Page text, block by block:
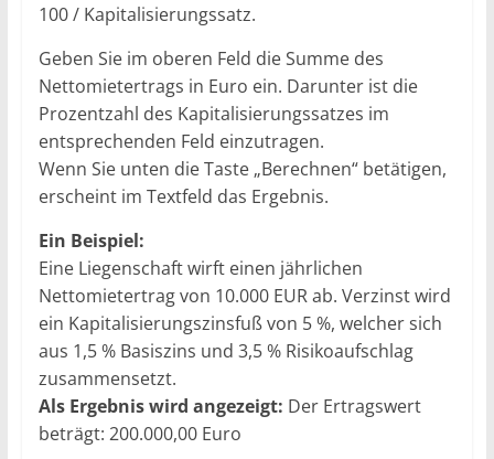
100 / Kapitalisierungssatz.
Geben Sie im oberen Feld die Summe des
Nettomietertrags in Euro ein. Darunter ist die
Prozentzahl des Kapitalisierungssatzes im
entsprechenden Feld einzutragen.
Wenn Sie unten die Taste „Berechnen“ betätigen,
erscheint im Textfeld das Ergebnis.
Ein Beispiel:
Eine Liegenschaft wirft einen jährlichen
Nettomietertrag von 10.000 EUR ab. Verzinst wird
ein Kapitalisierungszinsfuß von 5 %, welcher sich
aus 1,5 % Basiszins und 3,5 % Risikoaufschlag
zusammensetzt.
Als Ergebnis wird angezeigt: Der Ertragswert
beträgt: 200.000,00 Euro